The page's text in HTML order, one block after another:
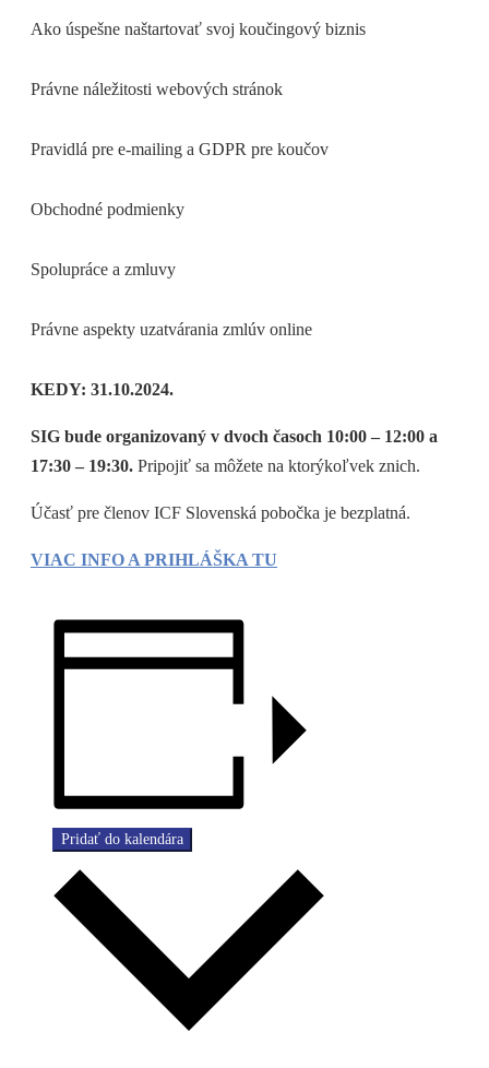
Ako úspešne naštartovať svoj koučingový biznis
Právne náležitosti webových stránok
Pravidlá pre e-mailing a GDPR pre koučov
Obchodné podmienky
Spolupráce a zmluvy
Právne aspekty uzatvárania zmlúv online
KEDY: 31.10.2024.
SIG bude organizovaný v dvoch časoch 10:00 – 12:00 a
17:30 – 19:30. Pripojiť sa môžete na ktorýkoľvek znich.
Účasť pre členov ICF Slovenská pobočka je bezplatná.
VIAC INFO A PRIHLÁŠKA TU
Pridať do kalendára